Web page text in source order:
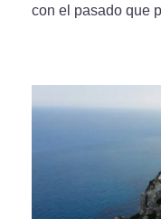
con el pasado que